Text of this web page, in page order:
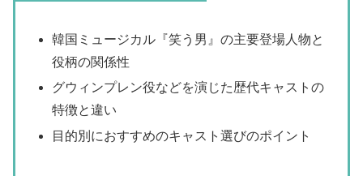
韓国ミュージカル『笑う男』の主要登場人物と
役柄の関係性
グウィンプレン役などを演じた歴代キャストの
特徴と違い
目的別におすすめのキャスト選びのポイント